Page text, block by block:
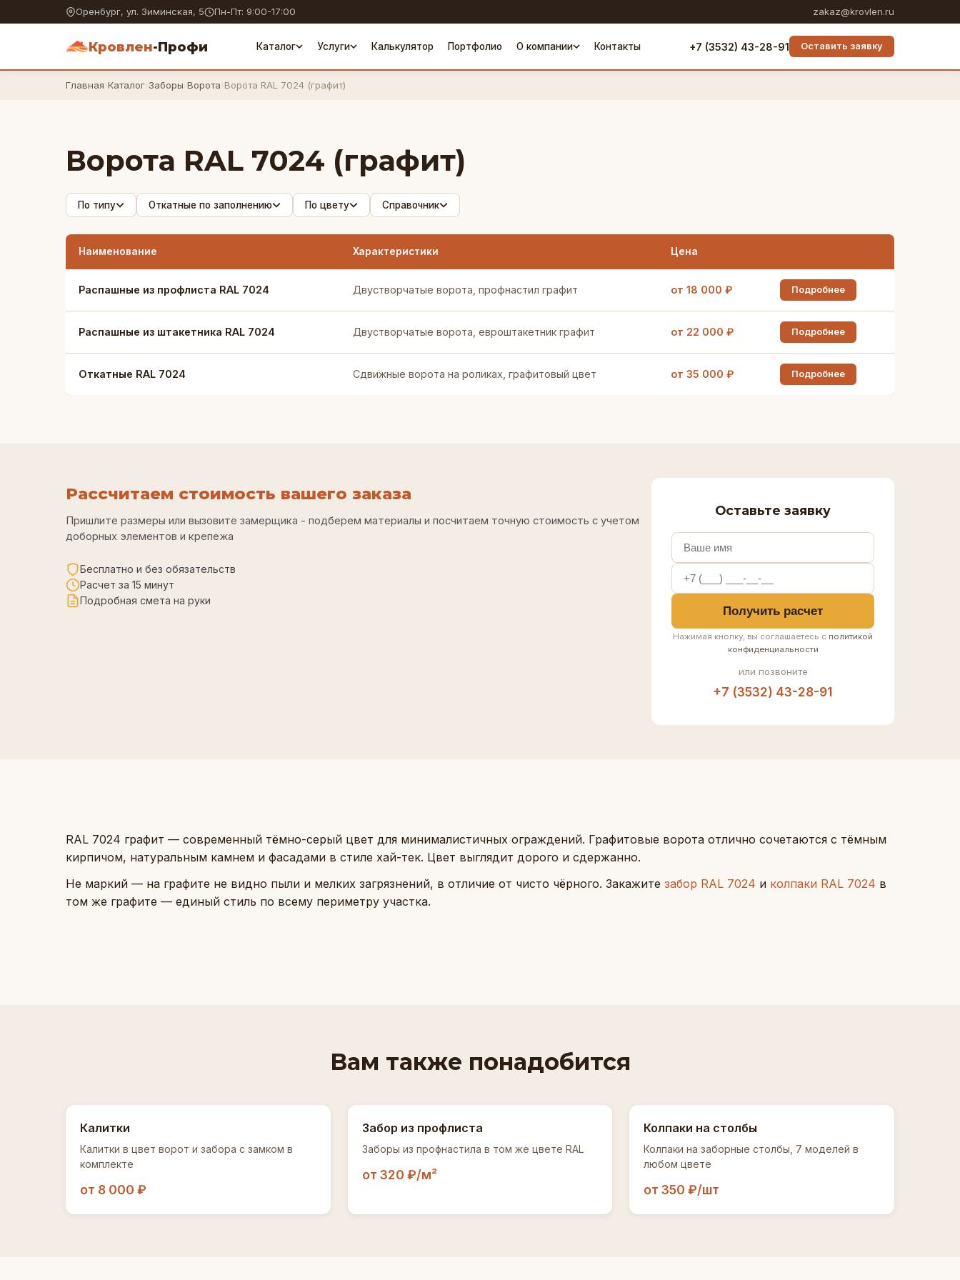
Оренбург, ул. Зиминская, 5 Пн-Пт: 9:00-17:00 zakaz@krovlen.ru
Кровлен-Профи Каталог Услуги Калькулятор Портфолио О компании Контакты +7 (3532) 43-28-91 Оставить заявку
Главная›Каталог›Заборы›Ворота›Ворота RAL 7024 (графит)
Ворота RAL 7024 (графит)
По типу Откатные по заполнению По цвету Справочник
Наименование Характеристики Цена
Распашные из профлиста RAL 7024 Двустворчатые ворота, профнастил графит от 18 000 ₽ Подробнее
Распашные из штакетника RAL 7024 Двустворчатые ворота, евроштакетник графит от 22 000 ₽ Подробнее
Откатные RAL 7024 Сдвижные ворота на роликах, графитовый цвет от 35 000 ₽ Подробнее
Рассчитаем стоимость вашего заказа
Пришлите размеры или вызовите замерщика - подберем материалы и посчитаем точную стоимость с учетом
доборных элементов и крепежа
Бесплатно и без обязательств
Расчет за 15 минут
Подробная смета на руки
Оставьте заявку
Получить расчет
Нажимая кнопку, вы соглашаетесь с политикой
конфиденциальности
или позвоните
+7 (3532) 43-28-91
RAL 7024 графит — современный тёмно-серый цвет для минималистичных ограждений. Графитовые ворота отлично сочетаются с тёмным
кирпичом, натуральным камнем и фасадами в стиле хай-тек. Цвет выглядит дорого и сдержанно.
Не маркий — на графите не видно пыли и мелких загрязнений, в отличие от чисто чёрного. Закажите забор RAL 7024 и колпаки RAL 7024 в
том же графите — единый стиль по всему периметру участка.
Вам также понадобится
Калитки
Калитки в цвет ворот и забора с замком в
комплекте
от 8 000 ₽
Забор из профлиста
Заборы из профнастила в том же цвете RAL
от 320 ₽/м²
Колпаки на столбы
Колпаки на заборные столбы, 7 моделей в
любом цвете
от 350 ₽/шт